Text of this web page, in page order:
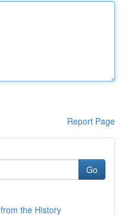
Report Page
Go
the History